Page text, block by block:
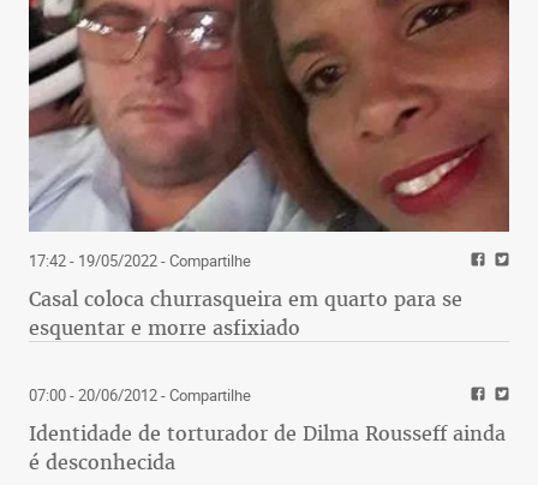
17:42 - 19/05/2022- Compartilhe
Casal coloca churrasqueira em quarto para se
esquentar e morre asfixiado
07:00 - 20/06/2012- Compartilhe
Identidade de torturador de Dilma Rousseff ainda
é desconhecida